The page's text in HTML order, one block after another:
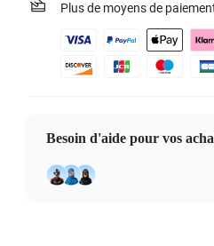
Plus de moyens de
Besoin d'aide pour vos